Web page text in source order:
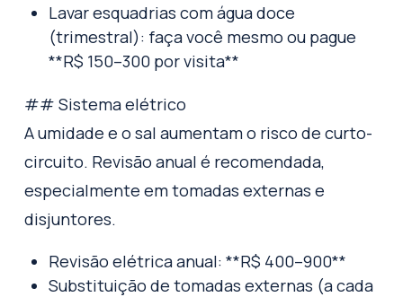
Lavar esquadrias com água doce
(trimestral): faça você mesmo ou pague
**R$ 150–300 por visita**
## Sistema elétrico
A umidade e o sal aumentam o risco de curto-
circuito. Revisão anual é recomendada,
especialmente em tomadas externas e
disjuntores.
Revisão elétrica anual: **R$ 400–900**
Substituição de tomadas externas (a cada